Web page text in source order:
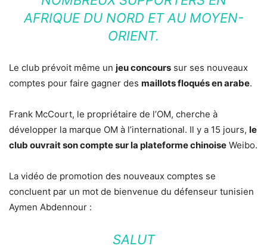
AFRIQUE DU NORD ET AU MOYEN-
ORIENT.
Le club prévoit même un jeu concours sur ses nouveaux
comptes pour faire gagner des maillots floqués en arabe.
Frank McCourt, le propriétaire de l’OM, cherche à
développer la marque OM à l’international. Il y a 15 jours, le
club ouvrait son compte sur la plateforme chinoise Weibo.
La vidéo de promotion des nouveaux comptes se
concluent par un mot de bienvenue du défenseur tunisien
Aymen Abdennour :
SALUT